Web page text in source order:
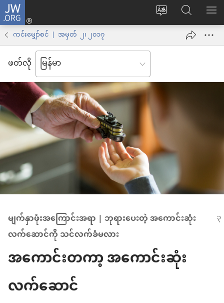
JW.ORG
ဝ
ဘာသာစကား
ကို
ပြောင်း
Log
in
အသစ်
ဖွ
င့်
နေ
ပါ
တယ်)
JW.ORG
ရှာ
ကင်းမျှော်စင် | အမှတ် ၂၊ ၂၀၁၇
ဖတ်လို
မျက်နှာဖုံးအကြောင်းအရာ | ဘုရားပေးတဲ့ အကောင်းဆုံး
လက်ဆောင်ကို သင်လက်ခံမလား
အကောင်းတကာ့ အကောင်းဆုံး
လက်ဆောင်